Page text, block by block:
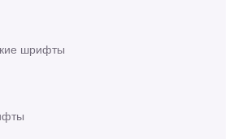
шрифты